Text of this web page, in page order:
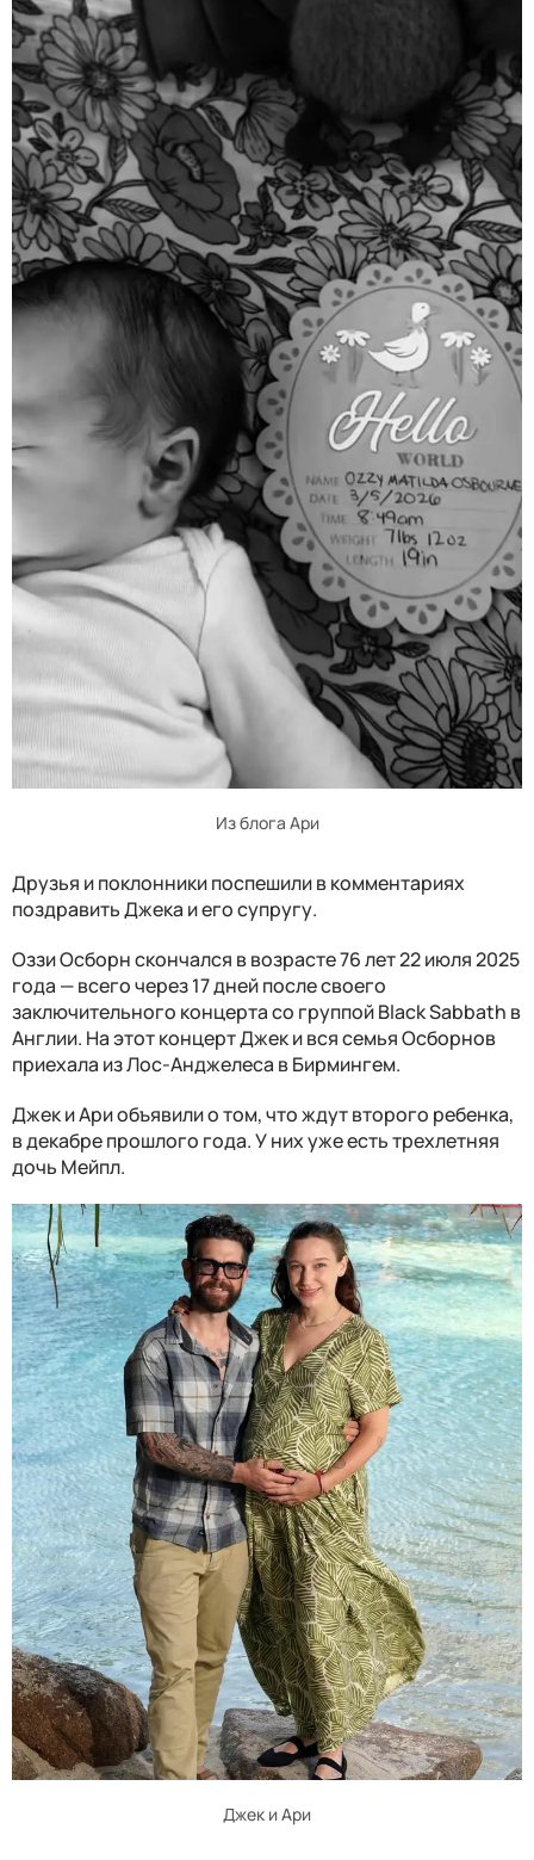
Из блога Ари
Друзья и поклонники поспешили в комментариях
поздравить Джека и его супругу.
Оззи Осборн скончался в возрасте 76 лет 22 июля 2025
года — всего через 17 дней после своего
заключительного концерта со группой Black Sabbath в
Англии. На этот концерт Джек и вся семья Осборнов
приехала из Лос-Анджелеса в Бирмингем.
Джек и Ари объявили о том, что ждут второго ребенка,
в декабре прошлого года. У них уже есть трехлетняя
дочь Мейпл.
Джек и Ари